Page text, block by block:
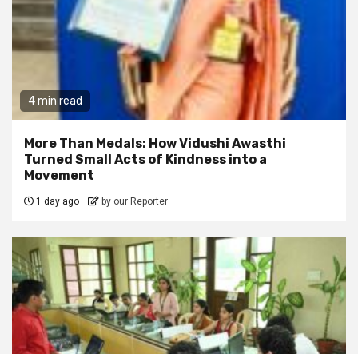
4 min read
More Than Medals: How Vidushi Awasthi
Turned Small Acts of Kindness into a
Movement
1 day ago by our Reporter